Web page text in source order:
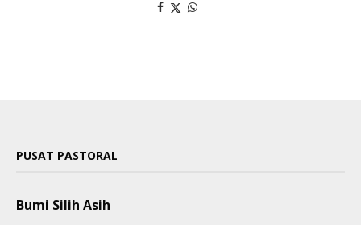
PUSAT PASTORAL
Bumi Silih Asih